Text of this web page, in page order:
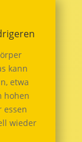
kann
etwa
hohen
essen
wieder